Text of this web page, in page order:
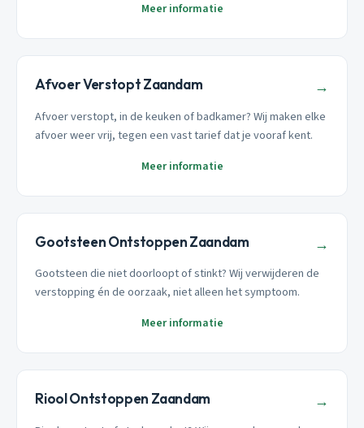
Meer informatie
Afvoer Verstopt Zaandam →
Afvoer verstopt, in de keuken of badkamer? Wij maken elke
afvoer weer vrij, tegen een vast tarief dat je vooraf kent.
Meer informatie
Gootsteen Ontstoppen Zaandam →
Gootsteen die niet doorloopt of stinkt? Wij verwijderen de
verstopping én de oorzaak, niet alleen het symptoom.
Meer informatie
Riool Ontstoppen Zaandam →